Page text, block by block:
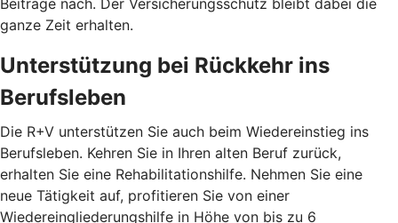
Beiträge nach. Der Versicherungsschutz bleibt dabei die
ganze Zeit erhalten.
Unterstützung bei Rückkehr ins
Berufsleben
Die R+V unterstützen Sie auch beim Wiedereinstieg ins
Berufsleben. Kehren Sie in Ihren alten Beruf zurück,
erhalten Sie eine Rehabilitationshilfe. Nehmen Sie eine
neue Tätigkeit auf, profitieren Sie von einer
Wiedereingliederungshilfe in Höhe von bis zu 6